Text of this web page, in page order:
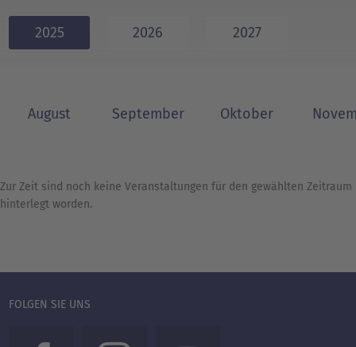
2025 2026 2027
August September Oktober
Zur Zeit sind noch keine Veranstaltungen für den gewählten Zeitraum
hinterlegt worden.
FOLGEN SIE UNS